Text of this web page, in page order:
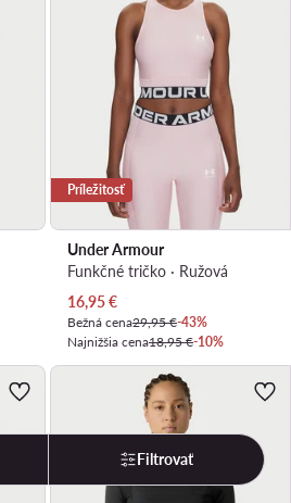
Príležitosť
Under Armour
Funkčné tričko · Ružová
Aktuálna cena
16,95€
Bežná cena29,95 €-43%
Najnižšia cena18,95 €-10%
Filtrovať